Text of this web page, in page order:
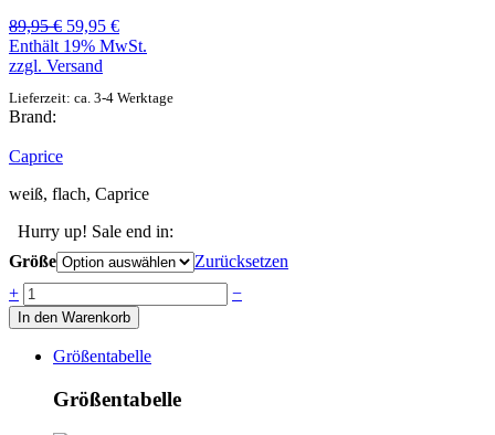
89,95€ Ursprünglicher
Preis
war:
59,95 €Aktueller
Preis
Enthält 19% MwSt.
zzgl. Versand
Lieferzeit: ca. 3-4 Werktage
Brand:
Caprice
weiß, flach, Caprice
Hurry up! Sale end in:
Größe
Zurücksetzen
Anzahl
+ −
In den Warenkorb
Größentabelle
Größentabelle